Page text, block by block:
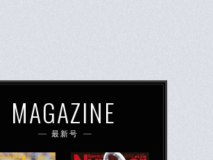
MAGAZINE
最新号